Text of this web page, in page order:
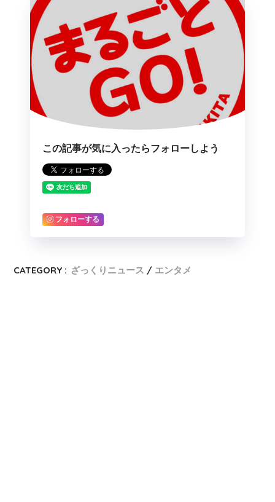
この記事が気に入ったらフォローしよう
フォローする
CATEGORY : ざっくりニュース エンタメ